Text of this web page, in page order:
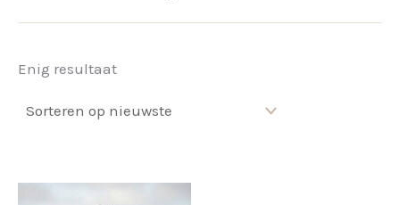
Enig resultaat